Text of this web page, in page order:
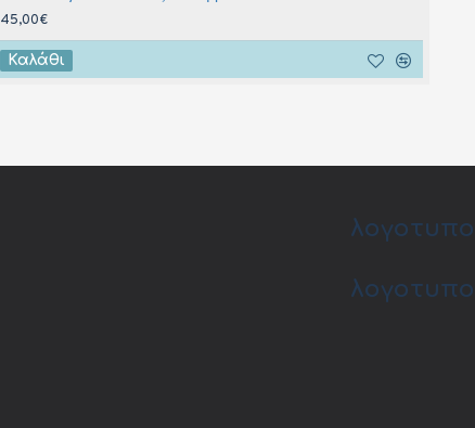
45,00€
Καλάθι
λογοτυπο
λογοτυπο